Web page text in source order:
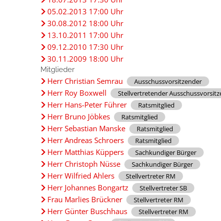
05.02.2013 17:00 Uhr
30.08.2012 18:00 Uhr
13.10.2011 17:00 Uhr
09.12.2010 17:30 Uhr
30.11.2009 18:00 Uhr
Mitglieder
Herr Christian Semrau Ausschussvorsitzender
Herr Roy Boxwell Stellvertretender
Herr Hans-Peter Führer Ratsmitglied
Herr Bruno Jöbkes Ratsmitglied
Herr Sebastian Manske Ratsmitglied
Herr Andreas Schroers Ratsmitglied
Herr Matthias Küppers Sachkundiger Bürger
Herr Christoph Nüsse Sachkundiger Bürger
Herr Wilfried Ahlers Stellvertreter RM
Herr Johannes Bongartz Stellvertreter SB
Frau Marlies Brückner Stellvertreter RM
Herr Günter Buschhaus Stellvertreter RM